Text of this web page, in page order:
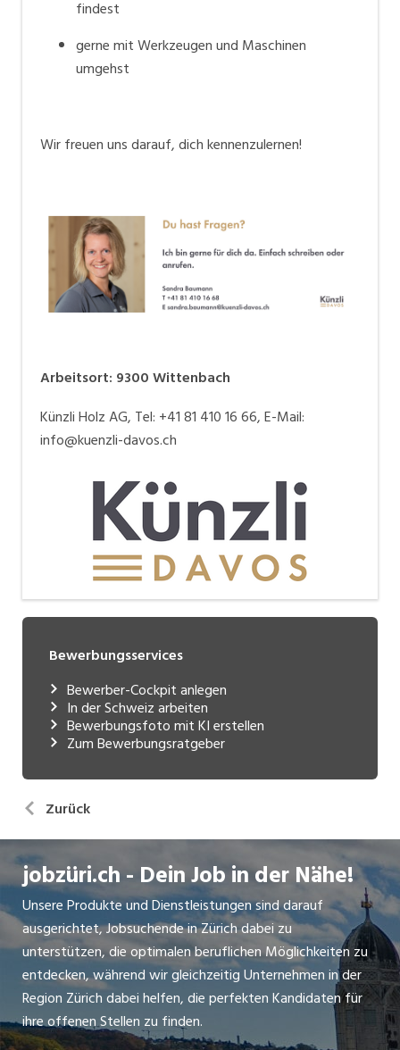
findest
gerne mit Werkzeugen und Maschinen
umgehst
Wir freuen uns darauf, dich kennenzulernen!
Arbeitsort: 9300Wittenbach
Künzli Holz AG, Tel: +41 81 410 16 66, E-Mail:
info@kuenzli-davos.ch
Bewerbungsservices
Bewerber-Cockpit anlegen
In der Schweiz arbeiten
Bewerbungsfoto mit KI erstellen
Zum Bewerbungsratgeber
Zurück
jobzüri.ch - Dein Job in der Nähe!
Unsere Produkte und Dienstleistungen sind darauf
ausgerichtet, Jobsuchende in Zürich dabei zu
unterstützen, die optimalen beruflichen Möglichkeiten zu
entdecken, während wir gleichzeitig Unternehmen in der
Region Zürich dabei helfen, die perfekten Kandidaten für
ihre offenen Stellen zu finden.